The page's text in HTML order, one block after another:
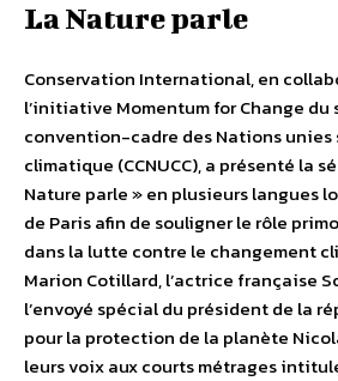
La Nature parle
Conservation International, en
l’initiative Momentum for Change
convention-cadre des Nations unies
climatique (CCNUCC), a présenté la
Nature parle » en plusieurs langues
de Paris afin de souligner le rôle
dans la lutte contre le changement
Marion Cotillard, l’actrice française
l’envoyé spécial du président de la
pour la protection de la planète
leurs voix aux courts métrages